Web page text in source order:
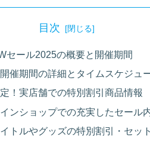
目次
セール2025の概要と開催期間
催期間の詳細とタイムスケジュ
！実店舗での特別割引商品情報
ンショップでの充実したセール
トルやグッズの特別割引・セッ